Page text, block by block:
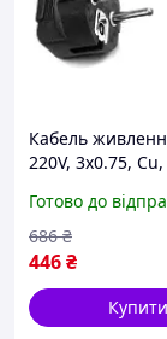
Кабель
220V, 3x0.75,
оригінал
Готово до
446₴
686 ₴
Купити